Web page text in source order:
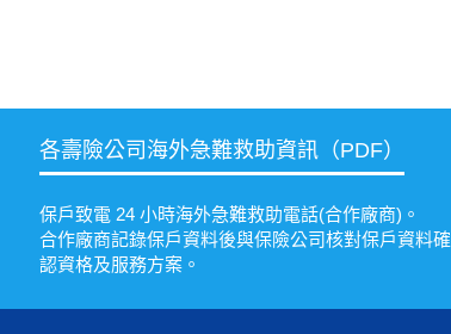
各壽險公司海外急難救助資訊（PDF）
保戶致電 24 小時海外急難救助電話(合作廠商)。
合作廠商記錄保戶資料後與保險公司核對保戶資料確
認資格及服務方案。